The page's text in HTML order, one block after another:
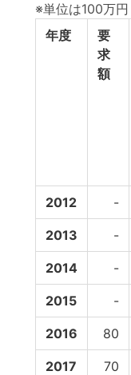
※単位は100万円
年度
要
求
額
2012 -
2013 -
2014 -
2015 -
2016 80
2017 70